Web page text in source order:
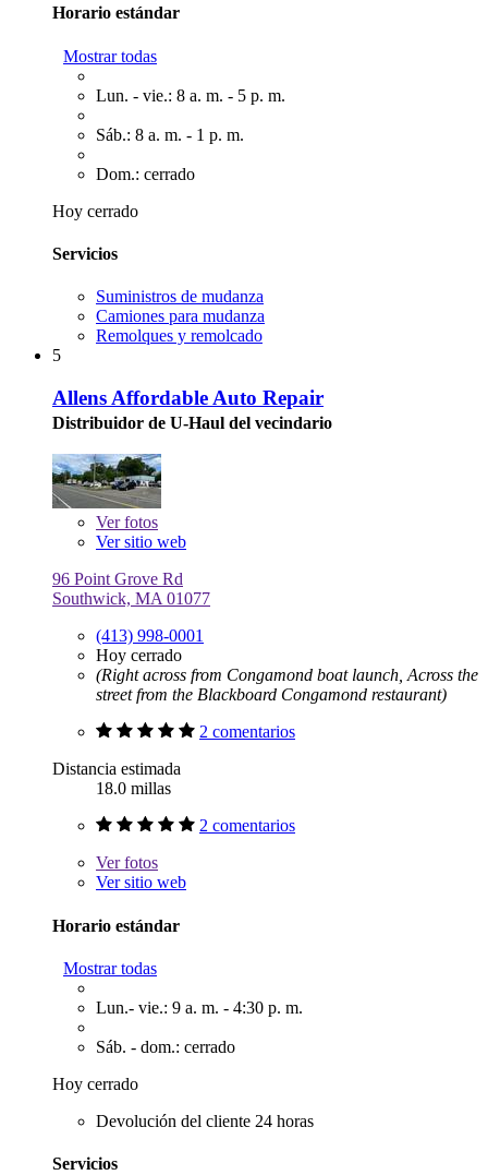
Horario estándar
Mostrar todas
Lun. - vie.: 8 a. m. - 5 p. m.
Sáb.: 8 a. m. - 1 p. m.
Dom.: cerrado
Hoy cerrado
Servicios
Suministros de mudanza
Camiones para mudanza
Remolques y remolcado
5
Allens Affordable Auto Repair
Distribuidor de U-Haul del vecindario
Verfotos
Ver sitio web
96 Point Grove Rd
Southwick, MA 01077
(413) 998-0001
Hoy cerrado
(Right across from Congamond boat launch, Across the
street from the Blackboard Congamond restaurant)
2 comentarios
Distancia estimada
18.0 millas
2 comentarios
Verfotos
Ver sitio web
Horario estándar
Mostrar todas
Lun.- vie.: 9 a. m. - 4:30 p. m.
Sáb. - dom.: cerrado
Hoy cerrado
Devolución del cliente 24 horas
Servicios